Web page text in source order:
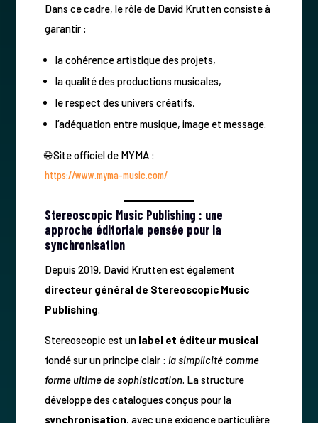
Dans ce cadre, le rôle de David Krutten consiste à
garantir :
la cohérence artistique des projets,
la qualité des productions musicales,
le respect des univers créatifs,
l’adéquation entre musique, image et message.
🌐 Site officiel de MYMA :
https://www.myma-music.com/
Stereoscopic Music Publishing : une
approche éditoriale pensée pour la
synchronisation
Depuis 2019, David Krutten est également
directeur général de Stereoscopic Music
Publishing.
Stereoscopic est un label et éditeur musical
fondé sur un principe clair : la simplicité comme
forme ultime de sophistication. La structure
développe des catalogues conçus pour la
synchronisation, avec une exigence particulière